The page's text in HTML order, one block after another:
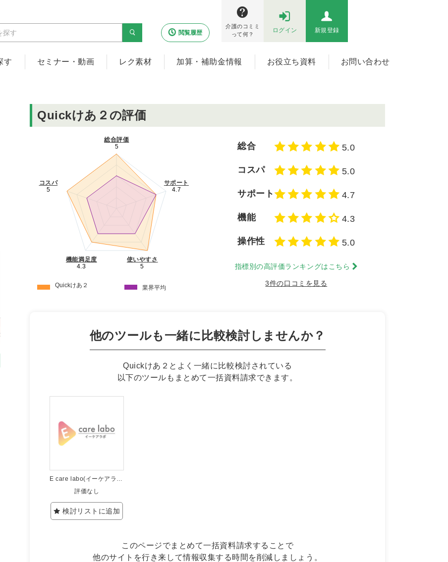
閲覧履歴
介護のコミミ
って何？
ログイン 新規登録
す セミナー・動画 レク素材 加算・補助金情報 お役立ち資料 お問い合わせ
Quickけあ２の評価
総合評価
5
コスパ
5
機能満足度
4.3
使いやすさ
5
サポート
4.7
Quickけあ２ 業界平均
総合 5.0
コスパ 5.0
サポート 4.7
機能 4.3
操作性 5.0
指標別の高評価ランキングはこちら
3件の口コミを見る
他のツールも一緒に 比較検討しませんか？
Quickけあ２とよく一緒に比較検討されている
以下のツールもまとめて一括資料請求できます。
E care labo(イーケアラボ)
評価なし
検討リストに追加
このページでまとめて一括資料請求することで
他のサイトを行き来して情報収集する時間を削減しましょう。